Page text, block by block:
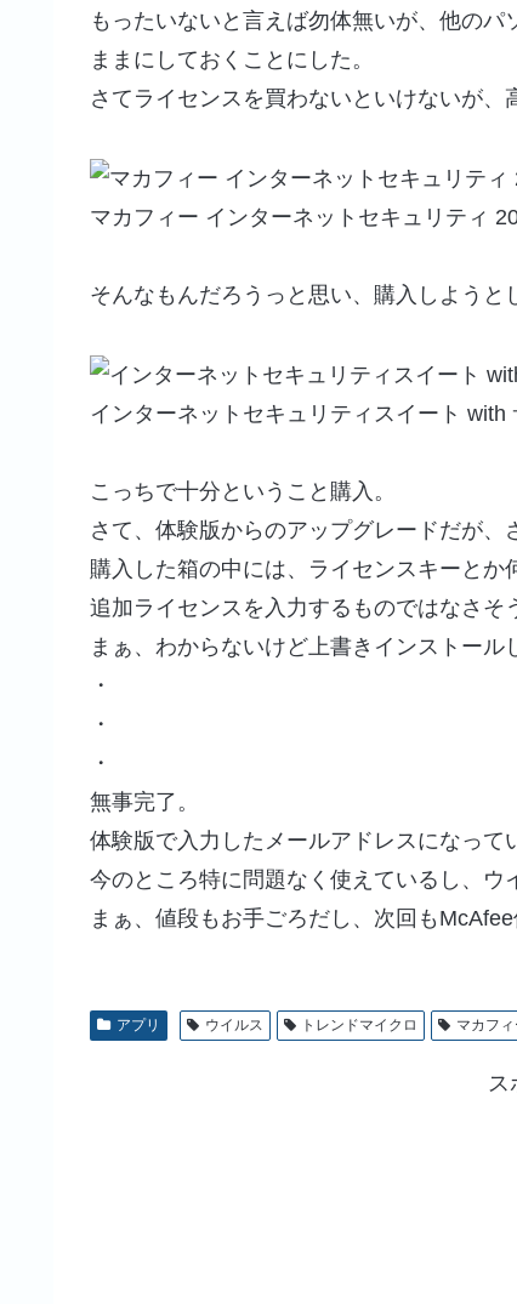
もったいないと言えば勿体無いが、他の
ままにしておくことにした。
さてライセンスを買わないといけないが、
マカフィー インターネットセキュリティ
そんなもんだろうっと思い、購入しようと
インターネットセキュリティスイート with
こっちで十分ということ購入。
さて、体験版からのアップグレードだが、
購入した箱の中には、ライセンスキーとか
追加ライセンスを入力するものではなさそ
まぁ、わからないけど上書きインストール
・
・
・
無事完了。
体験版で入力したメールアドレスになって
今のところ特に問題なく使えているし、ウ
まぁ、値段もお手ごろだし、次回もMcAfee
アプリ ウイルス トレンドマイクロ マカフィ
ス